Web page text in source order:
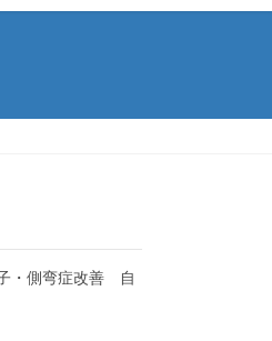
側弯症改善 自